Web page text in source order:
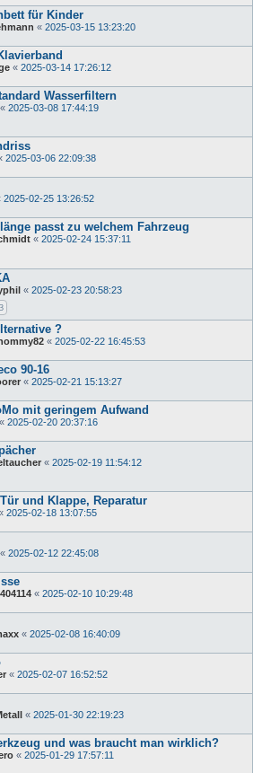
für Kinder
« 2025-03-15 13:23:20
« 2025-03-14 17:26:12
Wasserfiltern
« 2025-03-08 17:44:19
2025-03-06 22:09:38
2025-02-25 13:26:52
passt zu welchem Fahrzeug
« 2025-02-24 15:37:11
« 2025-02-23 20:58:23
3
?
« 2025-02-22 16:45:53
90-16
« 2025-02-21 15:13:27
mit geringem Aufwand
« 2025-02-20 20:37:16
« 2025-02-19 11:54:12
und Klappe, Reparatur
2025-02-18 13:07:55
« 2025-02-12 22:45:08
« 2025-02-10 10:29:48
« 2025-02-08 16:40:09
« 2025-02-07 16:52:52
« 2025-01-30 22:19:23
und was braucht man wirklich?
« 2025-01-29 17:57:11